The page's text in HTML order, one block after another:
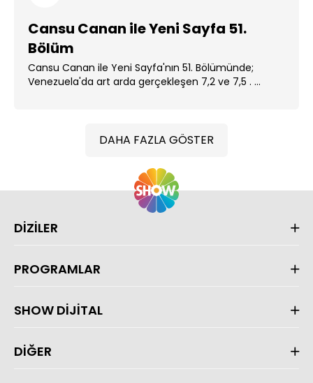
Cansu Canan ile Yeni Sayfa 51.
Bölüm
Cansu Canan ile Yeni Sayfa'nın 51. Bölümünde;
Venezuela'da art arda gerçekleşen 7,2 ve 7,5 . ...
DAHA FAZLA GÖSTER
DİZİLER
PROGRAMLAR
SHOW DİJİTAL
DİĞER